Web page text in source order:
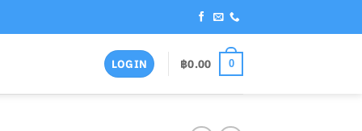
LOGIN ฿0.00 0